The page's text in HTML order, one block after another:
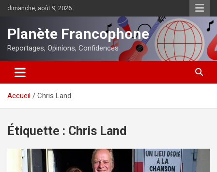
Allerdimanche, août 9, 2026
Planète Francophone
Reportages, Opinions, Confidences
Accueil Chris Land
Étiquette : Chris Land